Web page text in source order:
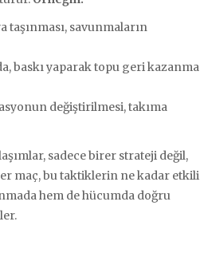
taşınması, savunmaların
baskı yaparak topu geri kazanma
değiştirilmesi, takıma
sadece birer strateji değil,
maç, bu taktiklerin ne kadar etkili
hem de hücumda doğru